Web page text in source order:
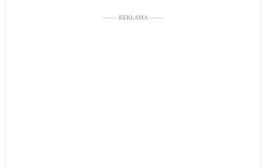
––––– REKLAMA –––––